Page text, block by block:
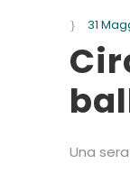
31
Una